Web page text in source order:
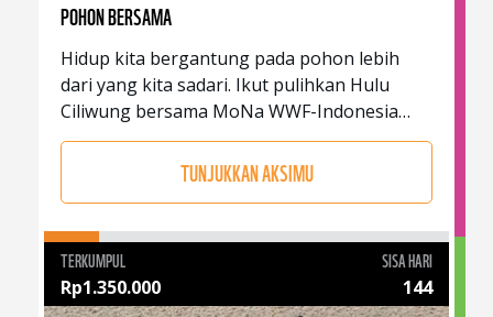
POHON BERSAMA
Hidup kita bergantung pada pohon lebih
dari yang kita sadari. Ikut pulihkan Hulu
Ciliwung bersama MoNa WWF-Indonesia
dan Berbagi Rasa untuk berbagi
kebermanfaatan melalui aksi penanaman
TUNJUKKAN AKSIMU
TERKUMPUL
Rp1.350.000
SISA HARI
144